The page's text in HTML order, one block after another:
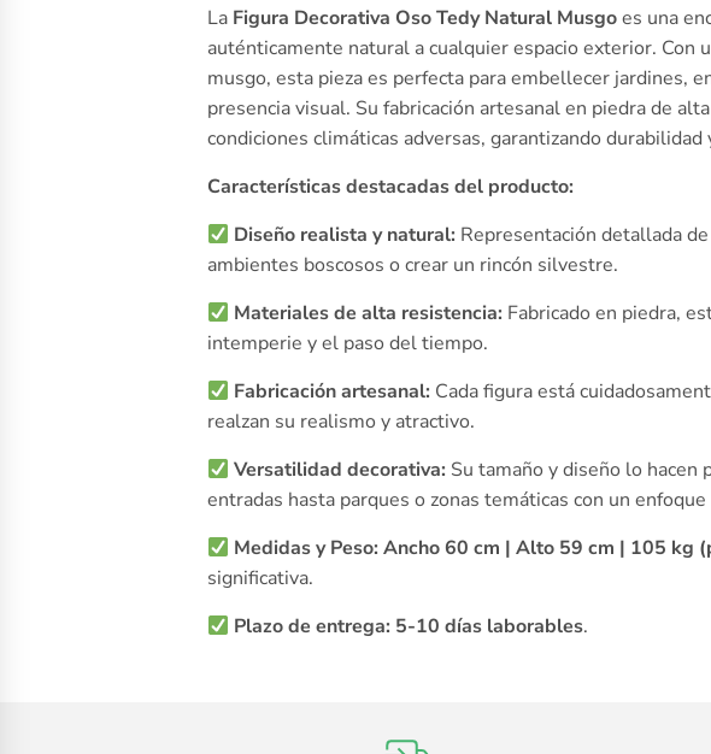
La Figura Decorativa Oso Tedy Natural Musgoes una
auténticamente natural a cualquier espacio exterior. Con
musgo, esta pieza es perfecta para embellecer jardines,
presencia visual. Su fabricación artesanal en piedra de
condiciones climáticas adversas, garantizando
Características destacadas del producto:
Diseño realista y natural: Representación detallada
ambientes boscosos o crear un rincón silvestre.
Materiales de alta resistencia: Fabricado en piedra,
intemperie y el paso del tiempo.
Fabricación artesanal: Cada figura está
realzan su realismo y atractivo.
Versatilidad decorativa: Su tamaño y diseño lo hacen
entradas hasta parques o zonas temáticas con un
Medidas y Peso: Ancho 60 cm | Alto 59 cm | 105 kg
significativa.
Plazo de entrega: 5-10 días laborables.